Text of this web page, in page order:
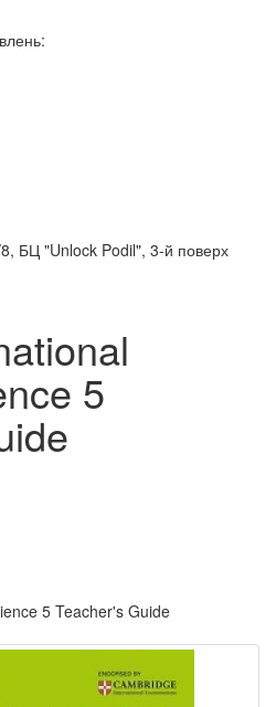
БЦ "Unlock Podil", 3-й поверх
5
5 Teacher's Guide